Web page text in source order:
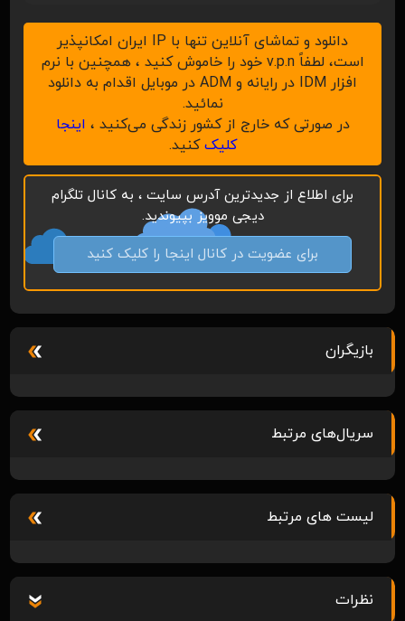
دانلود و تماشای آنلاین تنها با IP ایران امکانپذیر
است، لطفاً v.p.n خود را خاموش کنید ، همچنین با نرم
افزار IDM در رایانه و ADM در موبایل اقدام به دانلود
نمائید.
در صورتی که خارج از کشور زندگی می‌کنید ، اینجا
کلیککنید.
برای اطلاع از جدیدترین آدرس سایت ، به کانال تلگرام
دیجی موویز بپیوندید.
برای عضویت در کانال اینجا را کلیک کنید
بازیگران
سریال‌های مرتبط
لیست های مرتبط
نظرات